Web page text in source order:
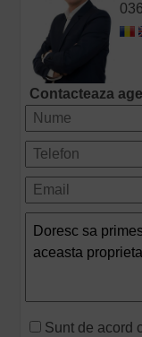
Contacteaza
Sunt de acord